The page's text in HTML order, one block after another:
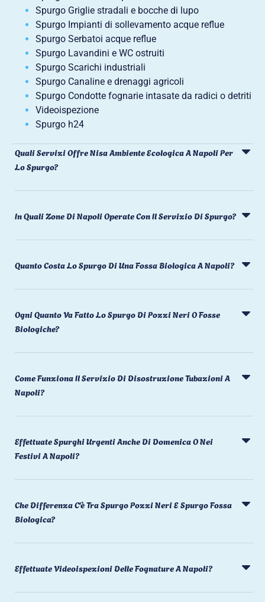
Spurgo Griglie stradali e bocche di lupo
Spurgo Impianti di sollevamento acque reflue
Spurgo Serbatoi acque reflue
Spurgo Lavandini e WC ostruiti
Spurgo Scarichi industriali
Spurgo Canaline e drenaggi agricoli
Spurgo Condotte fognarie intasate da radici o detriti
Videoispezione
Spurgo h24
Quali Servizi Offre Nisa Ambiente Ecologica A Napoli Per
Lo Spurgo?
In Quali Zone Di Napoli Operate Con Il Servizio Di Spurgo?
Quanto Costa Lo Spurgo Di Una Fossa Biologica A Napoli?
Ogni Quanto Va Fatto Lo Spurgo Di Pozzi Neri O Fosse
Biologiche?
Come Funziona Il Servizio Di Disostruzione Tubazioni A
Napoli?
Effettuate Spurghi Urgenti Anche Di Domenica O Nei
Festivi A Napoli?
Che Differenza C'è Tra Spurgo Pozzi Neri E Spurgo Fossa
Biologica?
Effettuate Videoispezioni Delle Fognature A Napoli?